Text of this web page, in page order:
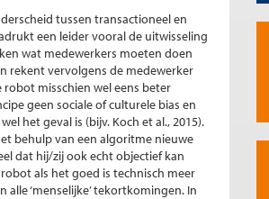
tussen transactioneel en
een leider vooral de uitwisseling
wat medewerkers moeten doen
rekent vervolgens de medewerker
robot misschien wel eens beter
geen sociale of culturele bias en
het geval is (bijv. Koch et al., 2015).
behulp van een algoritme nieuwe
dat hij/zij ook echt objectief kan
als het goed is technisch meer
‘menselijke’ tekortkomingen. In